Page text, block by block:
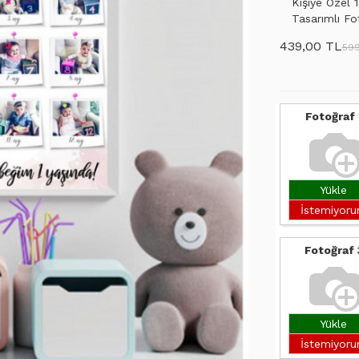
Tasarımlı
439,00 TL
Fotoğraf
Yükle
Fotoğraf
Yükle